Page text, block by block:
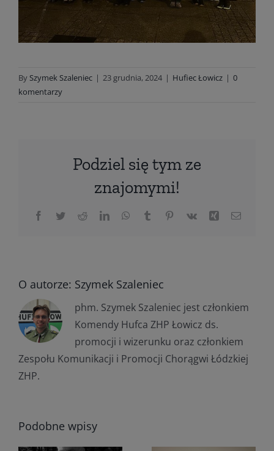
By Szymek Szaleniec | 23 grudnia, 2024 | Hufiec Łowicz | 0
komentarzy
Podziel się tym ze
znajomymi!
Facebook
TwitterRedditLinkedInWhatsApp
Tumblr Pinterest
Vk Xing Email
O autorze: Szymek Szaleniec
phm. Szymek Szaleniec jest członkiem
Komendy Hufca ZHP Łowicz ds.
promocji i wizerunku oraz członkiem
Zespołu Komunikacji i Promocji Chorągwi Łódzkiej
ZHP.
Podobne wpisy